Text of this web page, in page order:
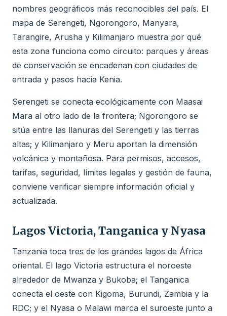
nombres geográficos más reconocibles del país. El
mapa de Serengeti, Ngorongoro, Manyara,
Tarangire, Arusha y Kilimanjaro muestra por qué
esta zona funciona como circuito: parques y áreas
de conservación se encadenan con ciudades de
entrada y pasos hacia Kenia.
Serengeti se conecta ecológicamente con Maasai
Mara al otro lado de la frontera; Ngorongoro se
sitúa entre las llanuras del Serengeti y las tierras
altas; y Kilimanjaro y Meru aportan la dimensión
volcánica y montañosa. Para permisos, accesos,
tarifas, seguridad, límites legales y gestión de fauna,
conviene verificar siempre información oficial y
actualizada.
Lagos Victoria, Tanganica y Nyasa
Tanzania toca tres de los grandes lagos de África
oriental. El lago Victoria estructura el noroeste
alrededor de Mwanza y Bukoba; el Tanganica
conecta el oeste con Kigoma, Burundi, Zambia y la
RDC; y el Nyasa o Malawi marca el suroeste junto a